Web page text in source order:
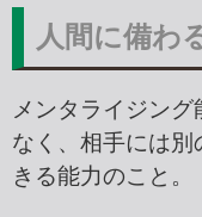
人間に備わ
メンタライジン
なく、相手には
きる能力のこと。